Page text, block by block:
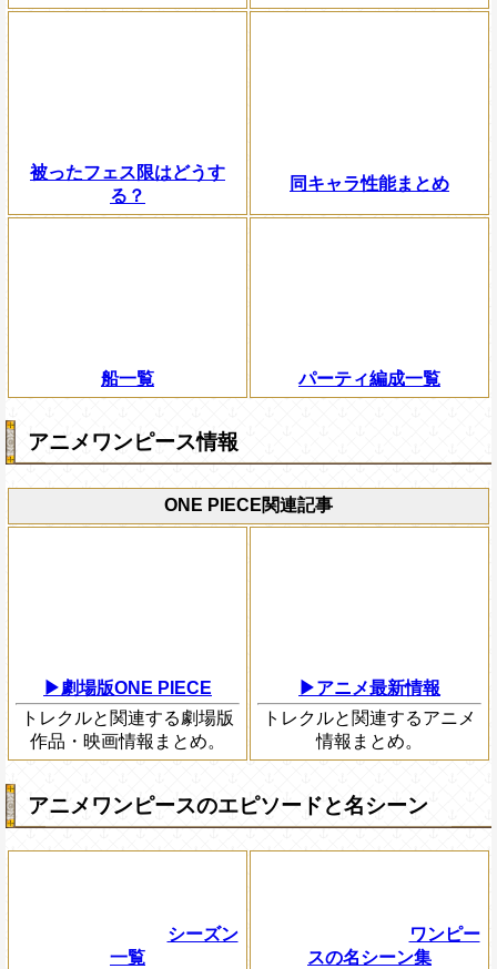
被ったフェス限はどうす
る？
同キャラ性能まとめ
船一覧 パーティ編成一覧
アニメワンピース情報
ONE PIECE関連記事
▶劇場版ONE PIECE
トレクルと関連する劇場版
作品・映画情報まとめ。
▶アニメ最新情報
トレクルと関連するアニメ
情報まとめ。
アニメワンピースのエピソードと名シーン
シーズン
一覧
ワンピー
スの名シーン集